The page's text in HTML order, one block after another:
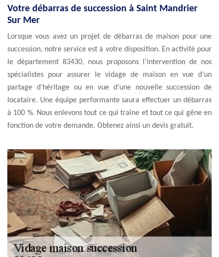
Votre débarras de succession à Saint Mandrier
Sur Mer
Lorsque vous avez un projet de débarras de maison pour une
succession, notre service est à votre disposition. En activité pour
le département 83430, nous proposons l’intervention de nos
spécialistes pour assurer le vidage de maison en vue d’un
partage d’héritage ou en vue d’une nouvelle succession de
locataire. Une équipe performante saura effectuer un débarras
à 100 %. Nous enlevons tout ce qui traîne et tout ce qui gêne en
fonction de votre demande. Obtenez ainsi un devis gratuit.